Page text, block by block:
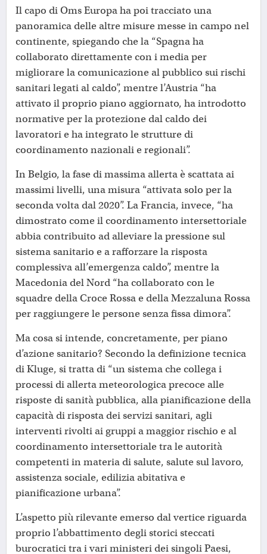
Il capo di Oms Europa ha poi tracciato una
panoramica delle altre misure messe in campo nel
continente, spiegando che la “Spagna ha
collaborato direttamente con i media per
migliorare la comunicazione al pubblico sui rischi
sanitari legati al caldo”, mentre l’Austria “ha
attivato il proprio piano aggiornato, ha introdotto
normative per la protezione dal caldo dei
lavoratori e ha integrato le strutture di
coordinamento nazionali e regionali”.
In Belgio, la fase di massima allerta è scattata ai
massimi livelli, una misura “attivata solo per la
seconda volta dal 2020”. La Francia, invece, “ha
dimostrato come il coordinamento intersettoriale
abbia contribuito ad alleviare la pressione sul
sistema sanitario e a rafforzare la risposta
complessiva all’emergenza caldo”, mentre la
Macedonia del Nord “ha collaborato con le
squadre della Croce Rossa e della Mezzaluna Rossa
per raggiungere le persone senza fissa dimora”.
Ma cosa si intende, concretamente, per piano
d’azione sanitario? Secondo la definizione tecnica
di Kluge, si tratta di “un sistema che collega i
processi di allerta meteorologica precoce alle
risposte di sanità pubblica, alla pianificazione della
capacità di risposta dei servizi sanitari, agli
interventi rivolti ai gruppi a maggior rischio e al
coordinamento intersettoriale tra le autorità
competenti in materia di salute, salute sul lavoro,
assistenza sociale, edilizia abitativa e
pianificazione urbana”.
L’aspetto più rilevante emerso dal vertice riguarda
proprio l’abbattimento degli storici steccati
burocratici tra i vari ministeri dei singoli Paesi,